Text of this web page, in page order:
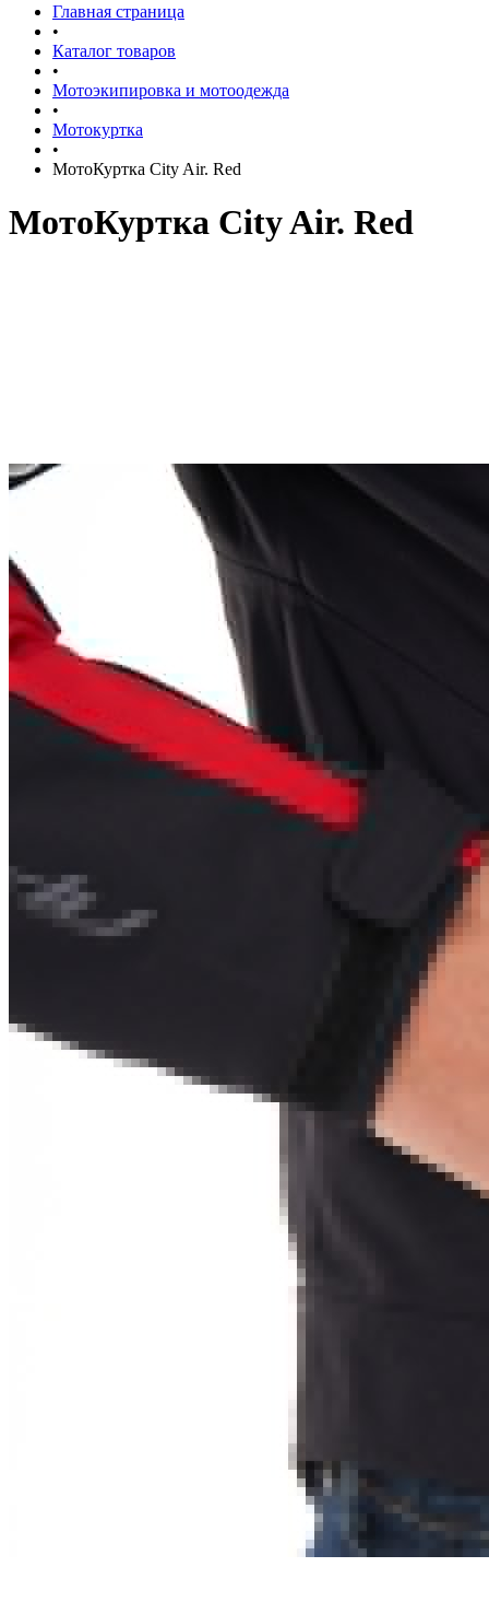
Главная страница
•
Каталог товаров
•
Мотоэкипировка и мотоодежда
•
Мотокуртка
•
МотоКуртка City Air. Red
МотоКуртка City Air. Red